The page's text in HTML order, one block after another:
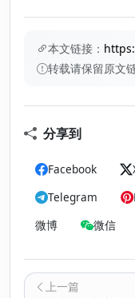
本文链接：
转载请保留原文
分享到
Facebook
Telegram
微博
微信
上一篇